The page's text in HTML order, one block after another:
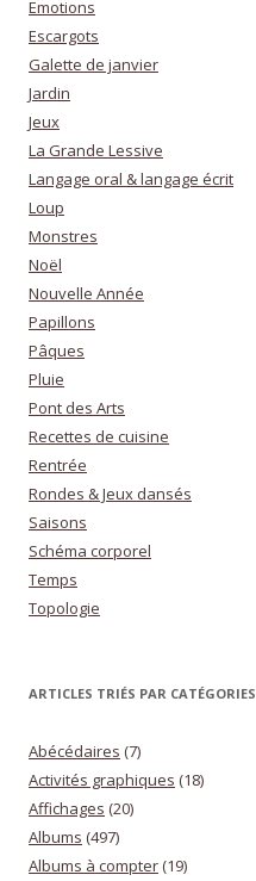
Emotions
Escargots
Galette de janvier
Jardin
Jeux
La Grande Lessive
Langage oral & langage écrit
Loup
Monstres
Noël
Nouvelle Année
Papillons
Pâques
Pluie
Pont des Arts
Recettes de cuisine
Rentrée
Rondes & Jeux dansés
Saisons
Schéma corporel
Temps
Topologie
ARTICLES TRIÉS PAR CATÉGORIES
Abécédaires (7)
Activités graphiques (18)
Affichages (20)
Albums (497)
Albums à compter (19)